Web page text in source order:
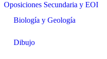
Oposiciones Secundaria y EOI
Biología y Geología
Dibujo